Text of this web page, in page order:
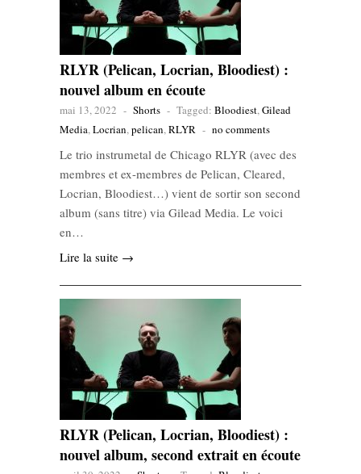
RLYR (Pelican, Locrian, Bloodiest) :
nouvel album en écoute
mai 13, 2022 - Shorts - Tagged: Bloodiest,Gilead
Media,Locrian,pelican,RLYR - no comments
Le trio instrumetal de Chicago RLYR (avec des
membres et ex-membres de Pelican, Cleared,
Locrian, Bloodiest…) vient de sortir son second
album (sans titre) via Gilead Media. Le voici
en…
Lire la suite →
RLYR (Pelican, Locrian, Bloodiest) :
nouvel album, second extrait en écoute